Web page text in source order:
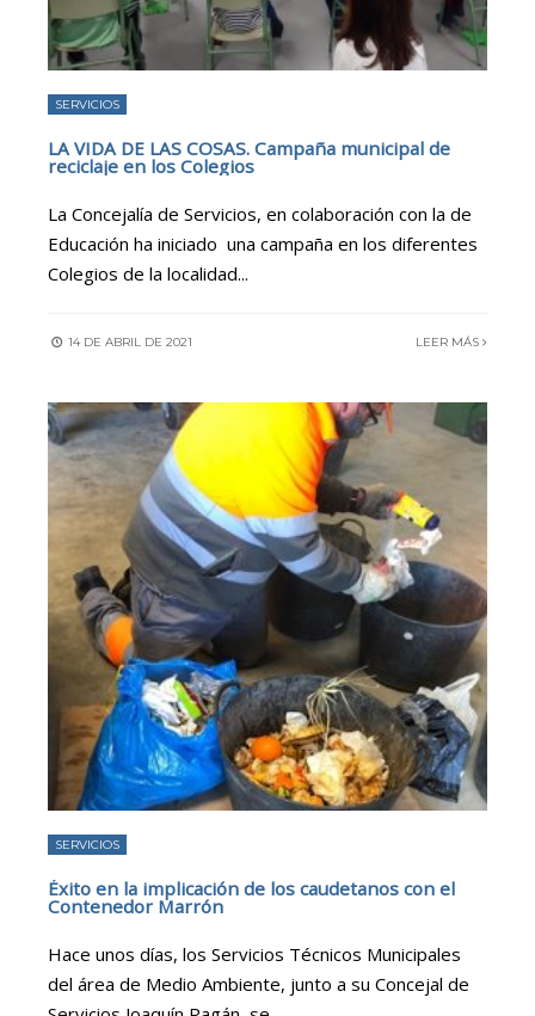
SERVICIOS
LA VIDA DE LAS COSAS. Campaña municipal de
reciclaje en los Colegios
La Concejalía de Servicios, en colaboración con la de
Educación ha iniciado una campaña en los diferentes
Colegios de la localidad...
14 DE ABRIL DE 2021 LEER MÁS
SERVICIOS
Éxito en la implicación de los caudetanos con el
Contenedor Marrón
Hace unos días, los Servicios Técnicos Municipales
del área de Medio Ambiente, junto a su Concejal de